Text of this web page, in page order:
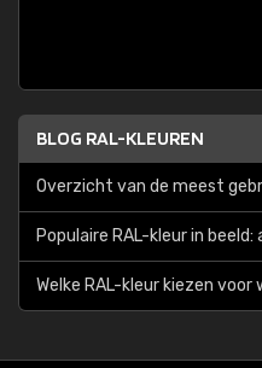
BLOG RAL-KLEUREN
Overzicht van de meest
Populaire RAL-kleur in
Welke RAL-kleur kiezen